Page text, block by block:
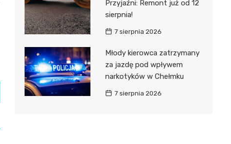
Przyjaźni: Remont już od 12
sierpnia!
7 sierpnia 2026
Młody kierowca zatrzymany
za jazdę pod wpływem
narkotyków w Chełmku
7 sierpnia 2026